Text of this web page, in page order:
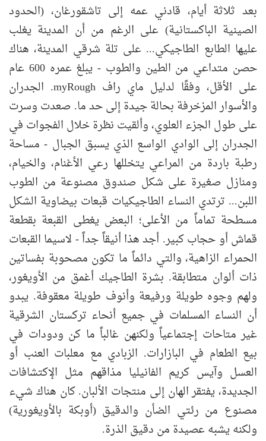
بعد ثلاثة أيام، قادني عمه إلى تاشقورغان، (الحدود
الصينية الباكستانية) على الرغم من أن المدينة يغلب
عليها الطابع الطاجيكي... على تلة شرقي المدينة، هناك
حصن متداعي من الطين والطوب - يبلغ عمره 600 عام
على الأقل، وفقًا لدليل ماي راف myRough. الجدران
والأسوار المزخرفة بحالة جيدة إلى حد ما. صعدت وسرت
على طول الجزء العلوي، وألقيت نظرة خلال الفجوات في
الجدران إلى الوادي الواسع الذي يسبق الجبال - مساحة
رطبة باردة من المراعي يتخللها رعي الأغنام، والخيام،
ومنازل صغيرة على شكل صندوق مصنوعة من الطوب
اللبن... ترتدي النساء الطاجيكيات قبعات بيضاوية الشكل
مسطحة تماماً من الأعلى؛ البعض يغطى القبعة بقطعة
قماش أو حجاب كبير. أجد هذا أنيقاً جداً - لاسيما القبعات
الحمراء الزاهية، والتي دائماً ما تكون مصحوبة بفساتين
ذات ألوان متطابقة. بشرة الطاجيك أغمق من الأويغور،
ولهم وجوه طويلة ورفيعة وأنوف طويلة معقوفة. يبدو
أن النساء المسلمات في جميع أنحاء تركستان الشرقية
غير متاحات إجتماعياً ولكنهن غالباً ما كن ودودات في
بيع الطعام في البازارات. الزبادي مع معلبات العنب أو
العسل وآيس كريم الفانيليا مذاقهم مثل الإكتشافات
الجديدة، يفتقر الهان إلى منتجات الألبان. كان هناك شيء
مصنوع من رئتي الضأن والدقيق (أوبكة بالأويغورية)
ولكنه يشبه عصيدة من دقيق الذرة.